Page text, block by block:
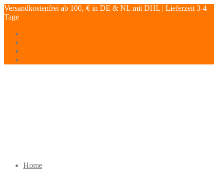
Versandkostenfrei ab 100,-€ in DE & NL mit DHL | Lieferzeit 3-4
Tage
Home